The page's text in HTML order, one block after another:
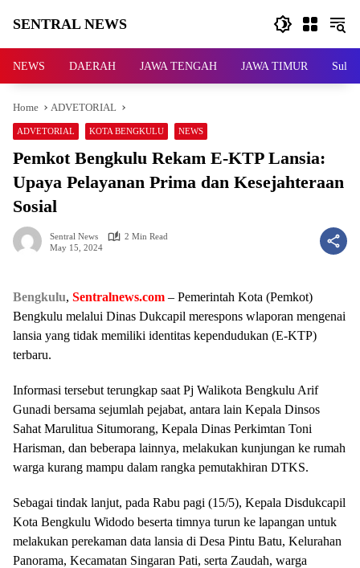
SENTRAL NEWS
NEWS
NEWS DAERAH JAWA TENGAH JAWA TIMUR
Home ADVETORIAL
ADVETORIAL KOTA BENGKULU NEWS
Pemkot Bengkulu Rekam E-KTP Lansia:
Upaya Pelayanan Prima dan Kesejahteraan
Sosial
Sentral News
2 Min Read
May 15, 2024
Bengkulu, Sentralnews.com – Pemerintah Kota (Pemkot)
Bengkulu melalui Dinas Dukcapil merespons wlaporan mengenai
lansia yang tidak memiliki identitas kependudukan (E-KTP)
terbaru.
Informasi tersebut terungkap saat Pj Walikota Bengkulu Arif
Gunadi bersama sejumlah pejabat, antara lain Kepala Dinsos
Sahat Marulitua Situmorang, Kepala Dinas Perkimtan Toni
Harisman, dan beberapa lainnya, melakukan kunjungan ke rumah
warga kurang mampu dalam rangka pemutakhiran DTKS.
Sebagai tindak lanjut, pada Rabu pagi (15/5), Kepala Disdukcapil
Kota Bengkulu Widodo beserta timnya turun ke lapangan untuk
melakukan perekaman data lansia di Desa Pintu Batu, Kelurahan
Panorama, Kecamatan Singaran Pati, serta Zaudah, warga